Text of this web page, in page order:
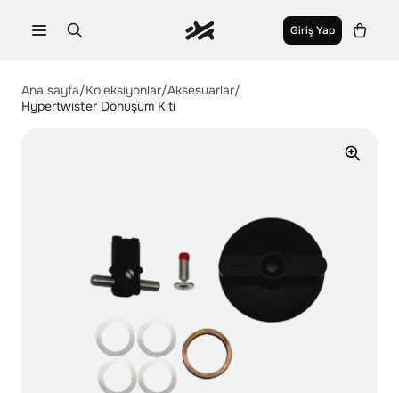
Aerofoils Giriş Yap
Ana sayfa/Koleksiyonlar/Aksesuarlar/
Hypertwister Dönüşüm Kiti